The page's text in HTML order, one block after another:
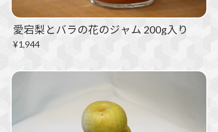
愛宕梨とバラの花のジャム 200g入り
¥1,944